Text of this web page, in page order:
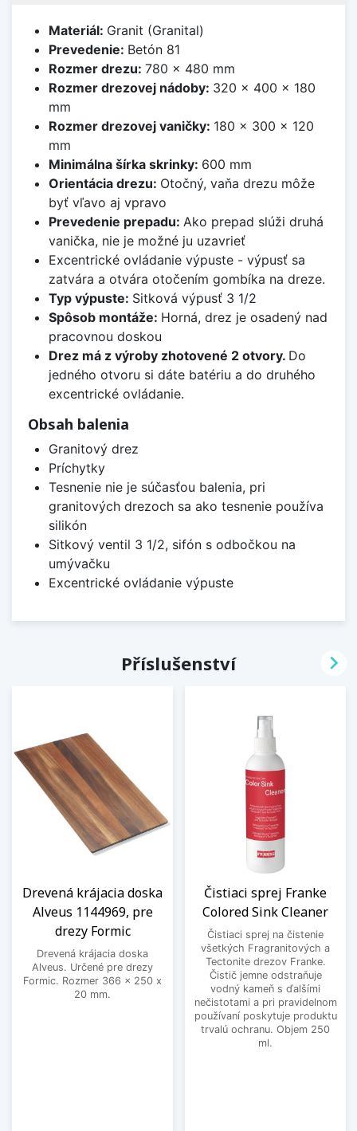
Materiál: Granit (Granital)
Prevedenie: Betón 81
Rozmer drezu: 780 x 480 mm
Rozmer drezovej nádoby: 320 x 400 x 180
mm
Rozmer drezovej vaničky: 180 x 300 x 120
mm
Minimálna šírka skrinky: 600 mm
Orientácia drezu: Otočný, vaňa drezu môže
byť vľavo aj vpravo
Prevedenie prepadu: Ako prepad slúži druhá
vanička, nie je možné ju uzavrieť
Excentrické ovládanie výpuste - výpusť sa
zatvára a otvára otočením gombíka na dreze.
Typ výpuste: Sitková výpusť 3 1/2
Spôsob montáže: Horná, drez je osadený nad
pracovnou doskou
Drez má z výroby zhotovené 2 otvory. Do
jedného otvoru si dáte batériu a do druhého
excentrické ovládanie.
Obsah balenia
Granitový drez
Príchytky
Tesnenie nie je súčasťou balenia, pri
granitových drezoch sa ako tesnenie používa
silikón
Sitkový ventil 3 1/2, sifón s odbočkou na
umývačku
Excentrické ovládanie výpuste
Příslušenství
Drevená krájacia doska
Alveus 1144969, pre
drezy Formic
Drevená krájacia doska
Alveus. Určené pre drezy
Formic. Rozmer 366 x 250 x
20 mm.
Čistiaci sprej Franke
Colored Sink Cleaner
Čistiaci sprej na čistenie
všetkých Fragranitových a
Tectonite drezov Franke.
Čistič jemne odstraňuje
vodný kameň s ďalšími
nečistotami a pri pravidelnom
používaní poskytuje produktu
trvalú ochranu. Objem 250
ml.
